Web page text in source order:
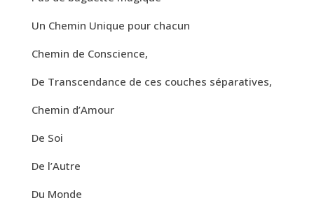
Un Chemin Unique pour chacun
Chemin de Conscience,
De Transcendance de ces couches séparatives,
Chemin d’Amour
De Soi
De l’Autre
Du Monde